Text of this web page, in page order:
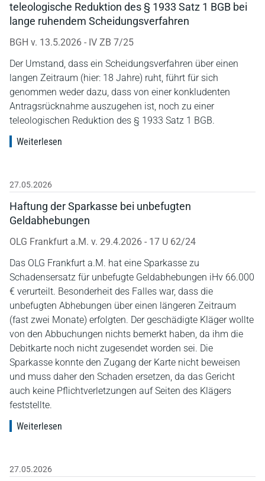
teleologische Reduktion des § 1933 Satz 1 BGB bei
lange ruhendem Scheidungsverfahren
BGH v. 13.5.2026 - IV ZB 7/25
Der Umstand, dass ein Scheidungsverfahren über einen
langen Zeitraum (hier: 18 Jahre) ruht, führt für sich
genommen weder dazu, dass von einer konkludenten
Antragsrücknahme auszugehen ist, noch zu einer
teleologischen Reduktion des § 1933 Satz 1 BGB.
Weiterlesen
27.05.2026
Haftung der Sparkasse bei unbefugten
Geldabhebungen
OLG Frankfurt a.M. v. 29.4.2026 - 17 U 62/24
Das OLG Frankfurt a.M. hat eine Sparkasse zu
Schadensersatz für unbefugte Geldabhebungen iHv 66.000
€ verurteilt. Besonderheit des Falles war, dass die
unbefugten Abhebungen über einen längeren Zeitraum
(fast zwei Monate) erfolgten. Der geschädigte Kläger wollte
von den Abbuchungen nichts bemerkt haben, da ihm die
Debitkarte noch nicht zugesendet worden sei. Die
Sparkasse konnte den Zugang der Karte nicht beweisen
und muss daher den Schaden ersetzen, da das Gericht
auch keine Pflichtverletzungen auf Seiten des Klägers
feststellte.
Weiterlesen
27.05.2026